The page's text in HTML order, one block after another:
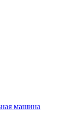
машина